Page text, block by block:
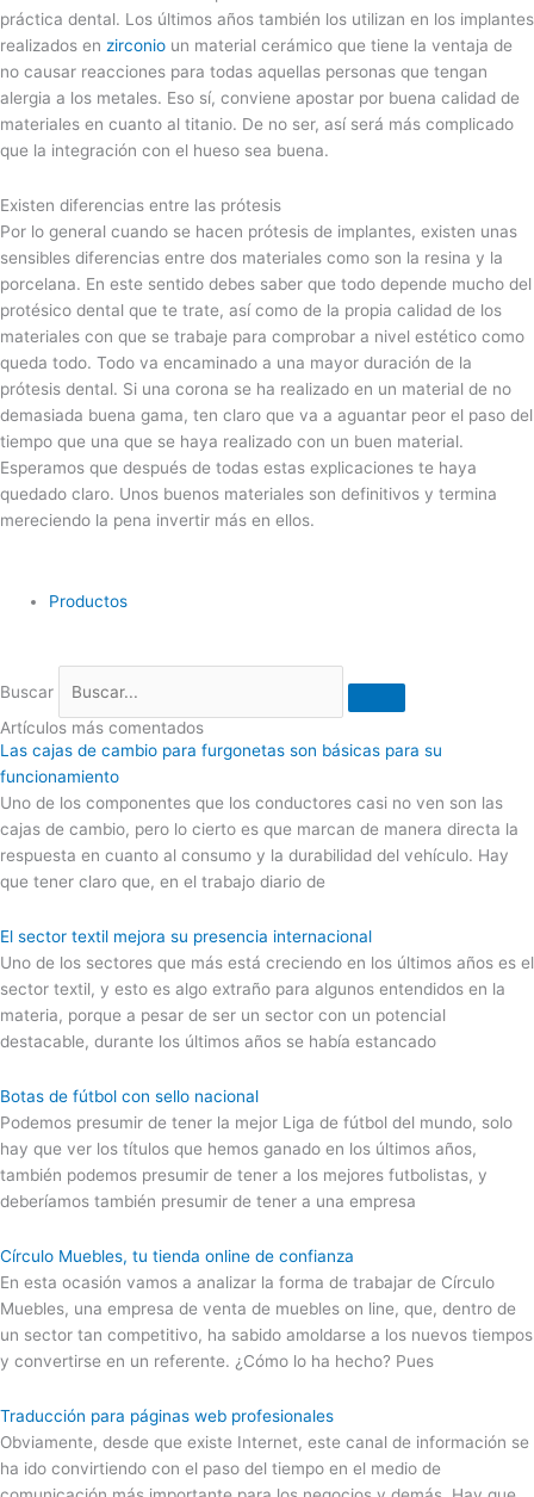
práctica dental. Los últimos años también los utilizan en los implantes
realizados en zirconio un material cerámico que tiene la ventaja de
no causar reacciones para todas aquellas personas que tengan
alergia a los metales. Eso sí, conviene apostar por buena calidad de
materiales en cuanto al titanio. De no ser, así será más complicado
que la integración con el hueso sea buena.
Existen diferencias entre las prótesis
Por lo general cuando se hacen prótesis de implantes, existen unas
sensibles diferencias entre dos materiales como son la resina y la
porcelana. En este sentido debes saber que todo depende mucho del
protésico dental que te trate, así como de la propia calidad de los
materiales con que se trabaje para comprobar a nivel estético como
queda todo. Todo va encaminado a una mayor duración de la
prótesis dental. Si una corona se ha realizado en un material de no
demasiada buena gama, ten claro que va a aguantar peor el paso del
tiempo que una que se haya realizado con un buen material.
Esperamos que después de todas estas explicaciones te haya
quedado claro. Unos buenos materiales son definitivos y termina
mereciendo la pena invertir más en ellos.
Productos
Buscar
Artículos más comentados
Las cajas de cambio para furgonetas son básicas para su
funcionamiento
Uno de los componentes que los conductores casi no ven son las
cajas de cambio, pero lo cierto es que marcan de manera directa la
respuesta en cuanto al consumo y la durabilidad del vehículo. Hay
que tener claro que, en el trabajo diario de
El sector textil mejora su presencia internacional
Uno de los sectores que más está creciendo en los últimos años es el
sector textil, y esto es algo extraño para algunos entendidos en la
materia, porque a pesar de ser un sector con un potencial
destacable, durante los últimos años se había estancado
Botas de fútbol con sello nacional
Podemos presumir de tener la mejor Liga de fútbol del mundo, solo
hay que ver los títulos que hemos ganado en los últimos años,
también podemos presumir de tener a los mejores futbolistas, y
deberíamos también presumir de tener a una empresa
Círculo Muebles, tu tienda online de confianza
En esta ocasión vamos a analizar la forma de trabajar de Círculo
Muebles, una empresa de venta de muebles on line, que, dentro de
un sector tan competitivo, ha sabido amoldarse a los nuevos tiempos
y convertirse en un referente. ¿Cómo lo ha hecho? Pues
Traducción para páginas web profesionales
Obviamente, desde que existe Internet, este canal de información se
ha ido convirtiendo con el paso del tiempo en el medio de